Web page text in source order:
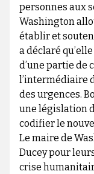
personnes aux
Washington
établir et
a déclaré
d’une partie de
l’intermédiaire
des urgences.
une législation
codifier le
Le maire de
Ducey pour
crise